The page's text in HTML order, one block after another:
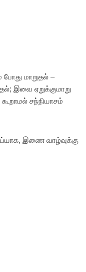
போது மாறுதல் –
இவை ஏறுக்குமாறு
சந்நியாசம்
இணை வாழ்வுக்கு